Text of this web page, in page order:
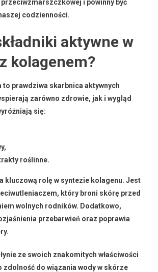
i powinny być
codzienności.
aktywne w
kolagenem?
to prawdziwa skarbnica aktywnych
zarówno zdrowie, jak i wygląd
się:
,
roślinne.
kluczową rolę w syntezie kolagenu. Jest
który broni skórę przed
wolnych rodników. Dodatkowo,
przebarwień oraz poprawia
ze swoich znakomitych właściwości
zdolność do wiązania wody w skórze